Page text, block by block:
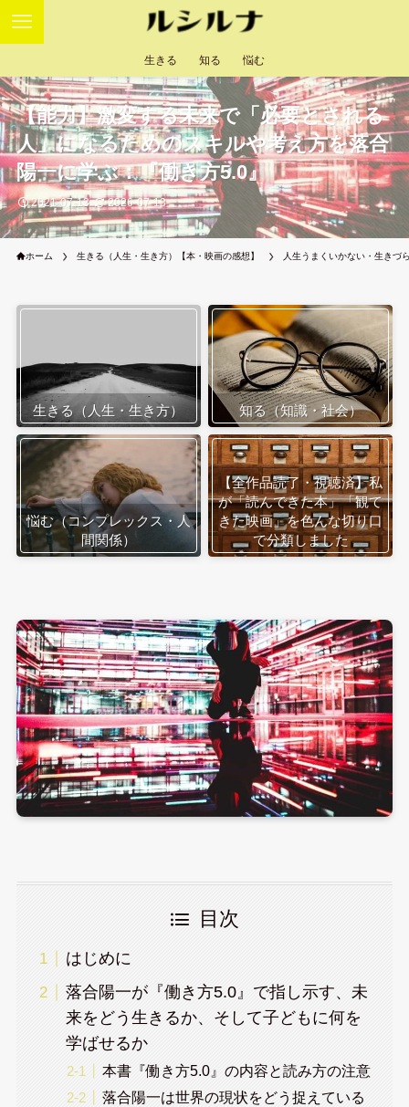
生きる 知る 悩む
【能力】激変する未来で「必要とされる
人」になるためのスキルや考え方を落合
陽一に学ぶ：『働き方5.0』
2021-07-13 2026-07-13
ホーム 生きる（人生・生き方）【本・映画の感想】 人生うまくいかない・生きづ
生きる（人生・生き方） 知る（知識・社会）
悩む（コンプレックス・人
間関係）
【全作品読了・視聴済】私
が「読んできた本」「観て
きた映画」を色んな切り口
で分類しました
目次
はじめに
落合陽一が『働き方5.0』で指し示す、未
来をどう生きるか、そして子どもに何を
学ばせるか
本書『働き方5.0』の内容と読み方の注意
落合陽一は世界の現状をどう捉えている